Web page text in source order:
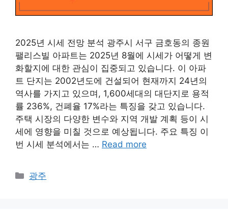
2025년 시세 전망 분석 광주시 서구 금호동의 종원
팰리스빌 아파트는 2025년 8월에 시세가 어떻게 변
화할지에 대한 관심이 집중되고 있습니다. 이 아파
트 단지는 2002년도에 건설되어 현재까지 24년의
역사를 가지고 있으며, 1,600세대의 대단지로 용적
률 236%, 건폐율 17%라는 특징을 갖고 있습니다.
주택 시장의 다양한 변수와 지역 개발 계획 등이 시
세에 영향을 미칠 것으로 예상됩니다. 주요 특징 이
번 시세 분석에서는 … Read more
Categories
광주